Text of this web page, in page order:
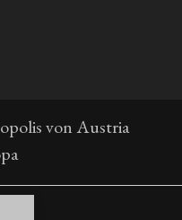
von Austria